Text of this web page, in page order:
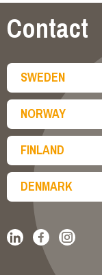
Contact
SWEDEN
NORWAY
FINLAND
DENMARK